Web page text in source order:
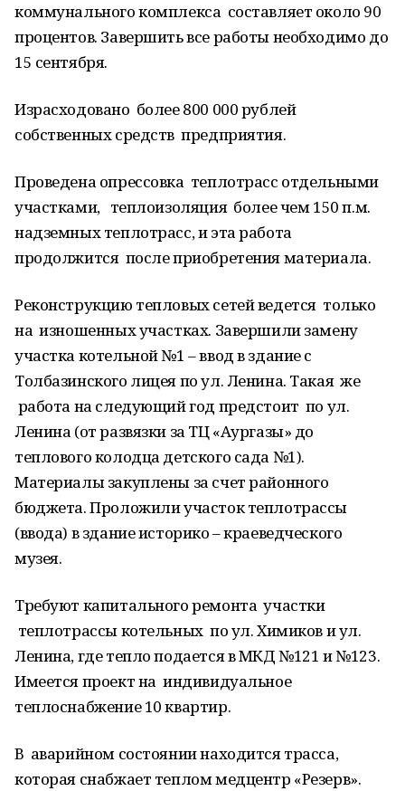
коммунального комплекса составляет около 90
процентов. Завершить все работы необходимо до
15 сентября.
Израсходовано более 800 000 рублей
собственных средств предприятия.
Проведена опрессовка теплотрасс отдельными
участками, теплоизоляция более чем 150 п.м.
надземных теплотрасс, и эта работа
продолжится после приобретения материала.
Реконструкцию тепловых сетей ведется только
на изношенных участках. Завершили замену
участка котельной №1 – ввод в здание с
Толбазинского лицея по ул. Ленина. Такая же
работа на следующий год предстоит по ул.
Ленина (от развязки за ТЦ «Аургазы» до
теплового колодца детского сада №1).
Материалы закуплены за счет районного
бюджета. Проложили участок теплотрассы
(ввода) в здание историко – краеведческого
музея.
Требуют капитального ремонта участки
теплотрассы котельных по ул. Химиков и ул.
Ленина, где тепло подается в МКД №121 и №123.
Имеется проект на индивидуальное
теплоснабжение 10 квартир.
В аварийном состоянии находится трасса,
которая снабжает теплом медцентр «Резерв».